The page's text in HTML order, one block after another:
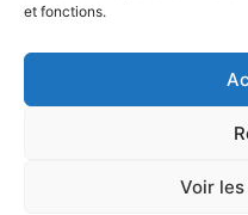
et fonctions.
Voir
Téléphone:0 805
Création &